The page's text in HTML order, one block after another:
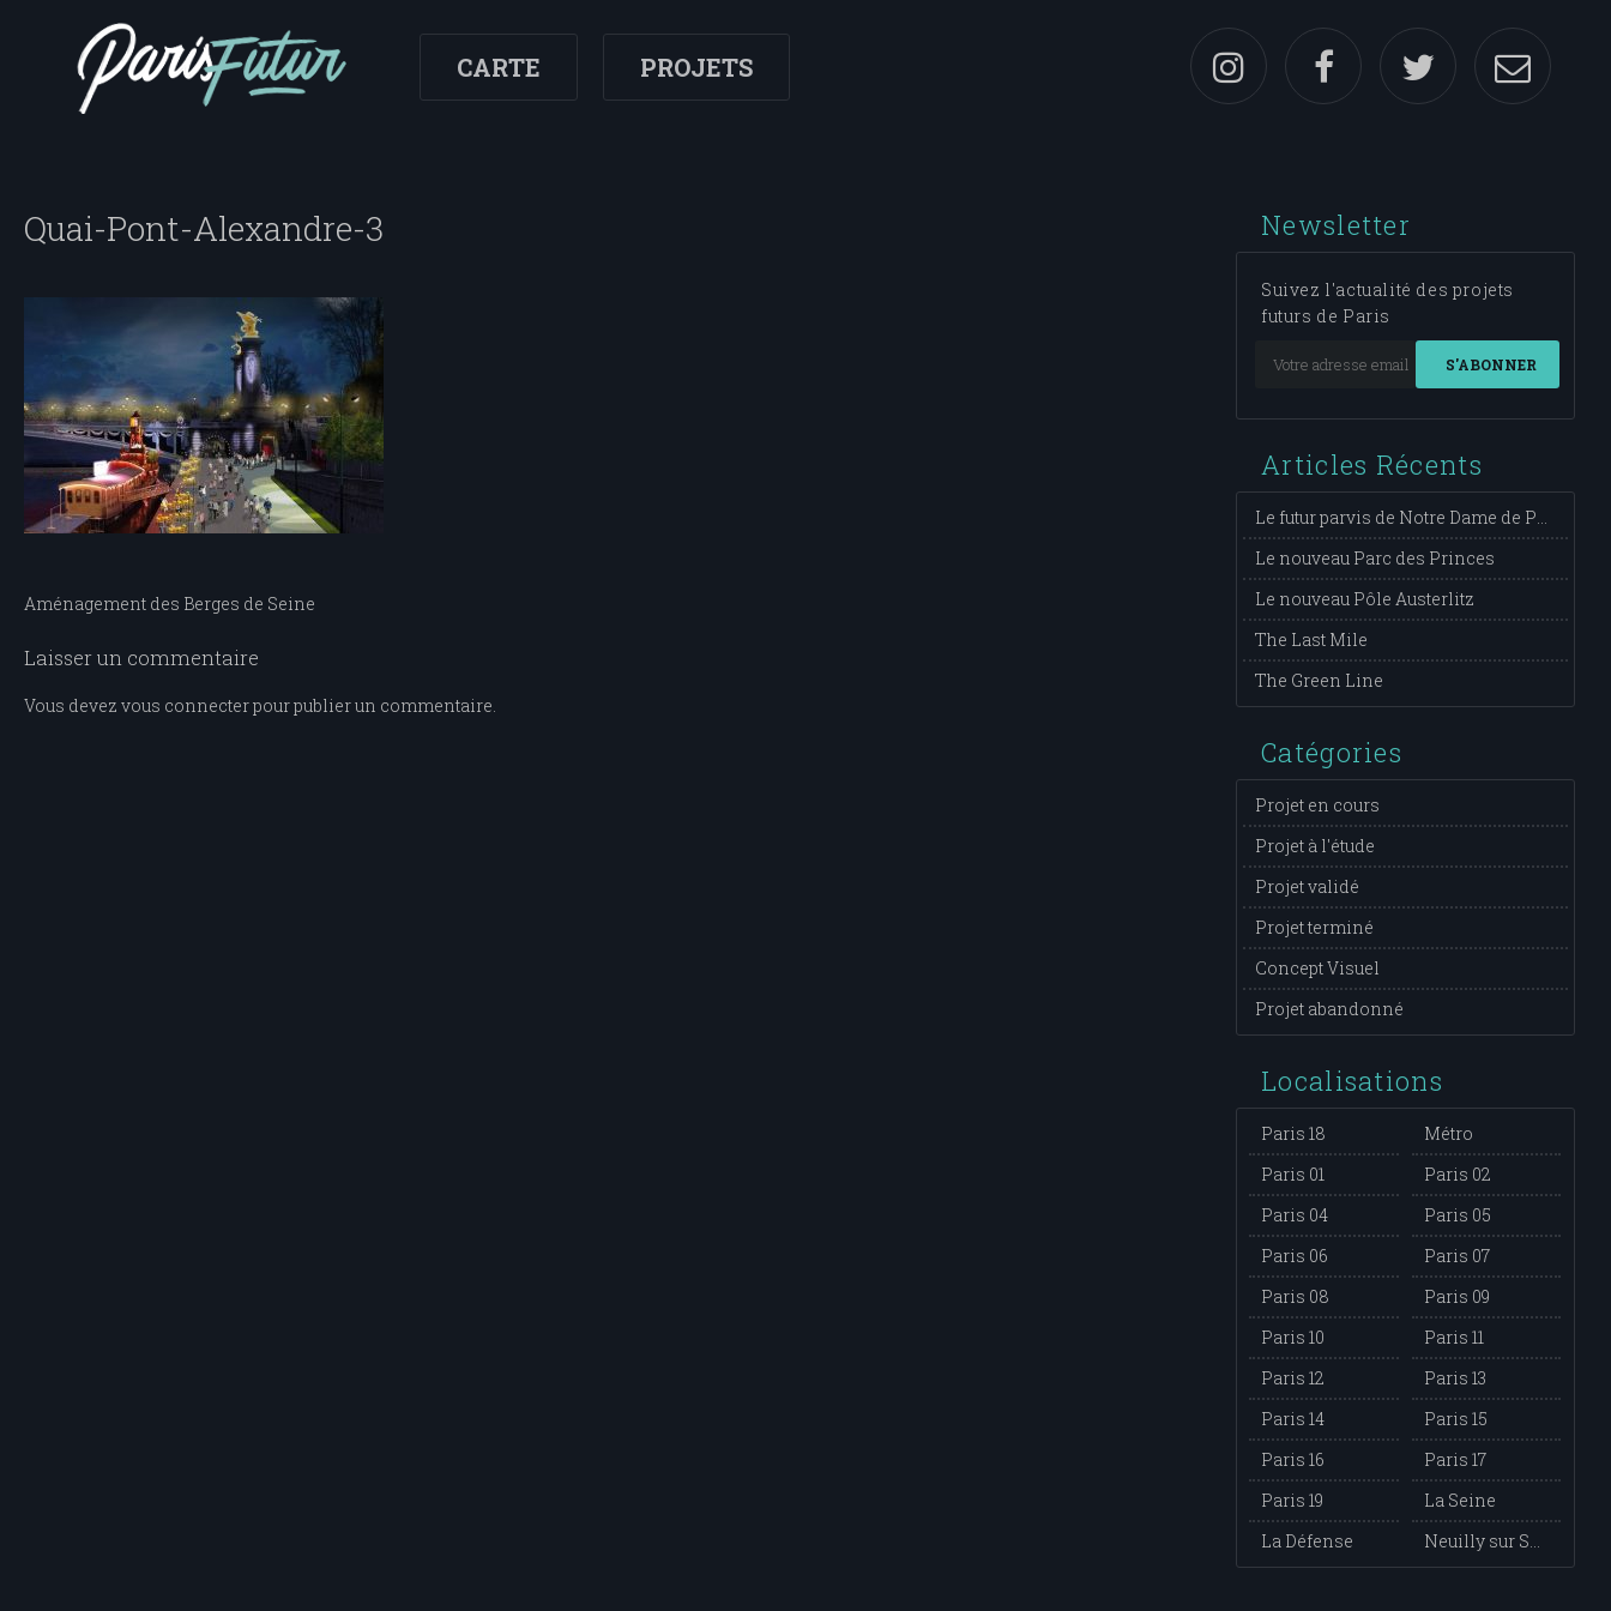
CARTE PROJETS
Quai-Pont-Alexandre-3
Navigation
de
Aménagement des Berges de Seine
Laisser un commentaire
Vous devez vous connecterpour publier un commentaire.
Newsletter
Suivez l'actualité des projets
futurs de Paris
S'ABONNER
Articles Récents
Le futur parvis de Notre Dame de Paris
Le nouveau Parc des Princes
Le nouveau Pôle Austerlitz
The Last Mile
The Green Line
Catégories
Projet en cours
Projet à l'étude
Projet validé
Projet terminé
Concept Visuel
Projet abandonné
Localisations
Paris 18
Métro
Paris 01
Paris 02
Paris 04
Paris 05
Paris 06
Paris 07
Paris 08
Paris 09
Paris 10
Paris 11
Paris 12
Paris 13
Paris 14
Paris 15
Paris 16
Paris 17
Paris 19
La Seine
La Défense
Neuilly sur Seine